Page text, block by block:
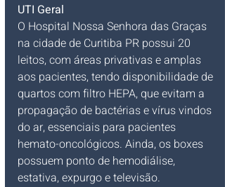
UTI Geral
O Hospital Nossa Senhora das Graças
na cidade de Curitiba PR possui 20
leitos, com áreas privativas e amplas
aos pacientes, tendo disponibilidade de
quartos com filtro HEPA, que evitam a
propagação de bactérias e vírus vindos
do ar, essenciais para pacientes
hemato-oncológicos. Ainda, os boxes
possuem ponto de hemodiálise,
estativa, expurgo e televisão.